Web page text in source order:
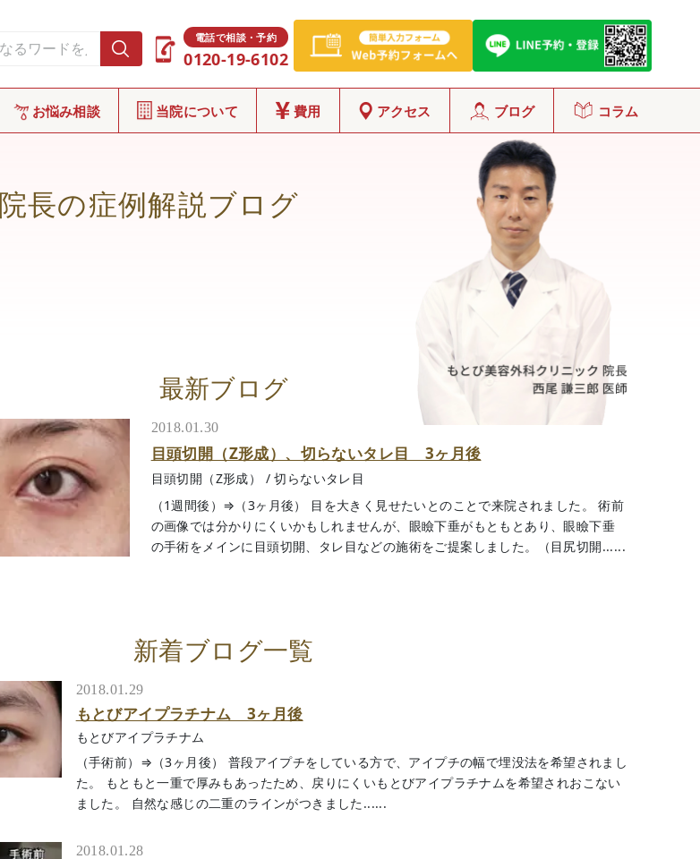
電話で相談・予約
0120-19-6102
お悩み相談 当院について 費用 アクセス ブログ コラム
院長の症例解説ブログ
最新ブログ
2018.01.30
目頭切開（Z形成）、切らないタレ目 3ヶ月後
目頭切開（Z形成） /切らないタレ目
（1週間後）⇒（3ヶ月後） 目を大きく見せたいとのことで来院されました。 術前
の画像では分かりにくいかもしれませんが、眼瞼下垂がもともとあり、眼瞼下垂
の手術をメインに目頭切開、タレ目などの施術をご提案しました。（目尻切開......
新着ブログ一覧
2018.01.29
もとびアイプラチナム 3ヶ月後
もとびアイプラチナム
（手術前）⇒（3ヶ月後） 普段アイプチをしている方で、アイプチの幅で埋没法を希望されまし
た。 もともと一重で厚みもあったため、戻りにくいもとびアイプラチナムを希望されおこない
ました。 自然な感じの二重のラインがつきました......
2018.01.28